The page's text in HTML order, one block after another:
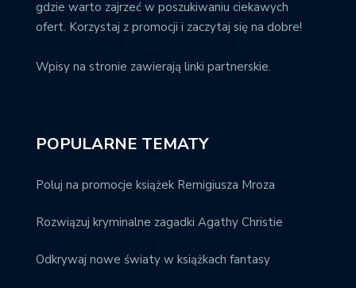
gdzie warto zajrzeć w poszukiwaniu ciekawych
ofert. Korzystaj z promocji i zaczytaj się na dobre!
Wpisy na stronie zawierają linki partnerskie.
POPULARNE TEMATY
Poluj na promocje książek Remigiusza Mroza
Rozwiązuj kryminalne zagadki Agathy Christie
Odkrywaj nowe światy w książkach fantasy